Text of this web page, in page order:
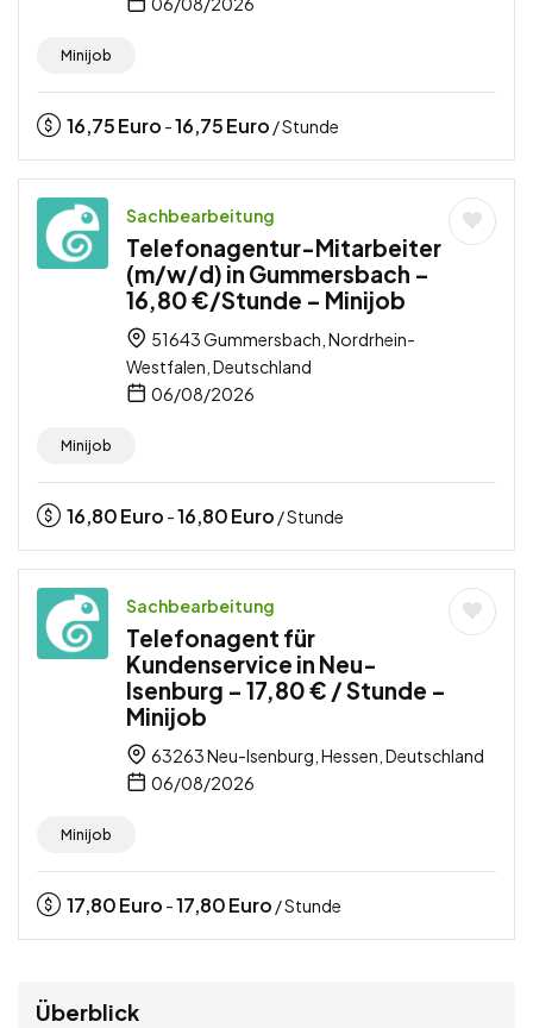
Minijob
16,75Euro -16,75Euro / Stunde
Sachbearbeitung
Telefonagentur-Mitarbeiter
(m/w/d) in Gummersbach –
16,80 €/Stunde – Minijob
51643 Gummersbach, Nordrhein-
Westfalen, Deutschland
06/08/2026
Minijob
16,80Euro -16,80Euro / Stunde
Sachbearbeitung
Telefonagent für
Kundenservice in Neu-
Isenburg – 17,80 € / Stunde –
Minijob
63263 Neu-Isenburg, Hessen, Deutschland
06/08/2026
Minijob
17,80Euro -17,80Euro / Stunde
Überblick